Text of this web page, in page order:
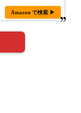
Amazon で検索 ▶